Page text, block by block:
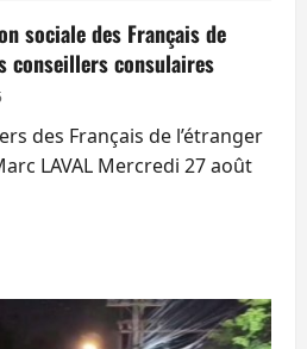
sociale des Français de
conseillers consulaires
des Français de l’étranger
LAVAL Mercredi 27 août